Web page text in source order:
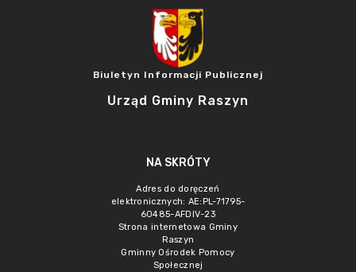
Biuletyn Informacji Publicznej
Urząd Gminy Raszyn
NA SKRÓTY
Adres do doręczeń
elektronicznych: AE:PL-71795-
60485-AFDIV-23
Strona internetowa Gminy
Raszyn
Gminny Ośrodek Pomocy
Społecznej